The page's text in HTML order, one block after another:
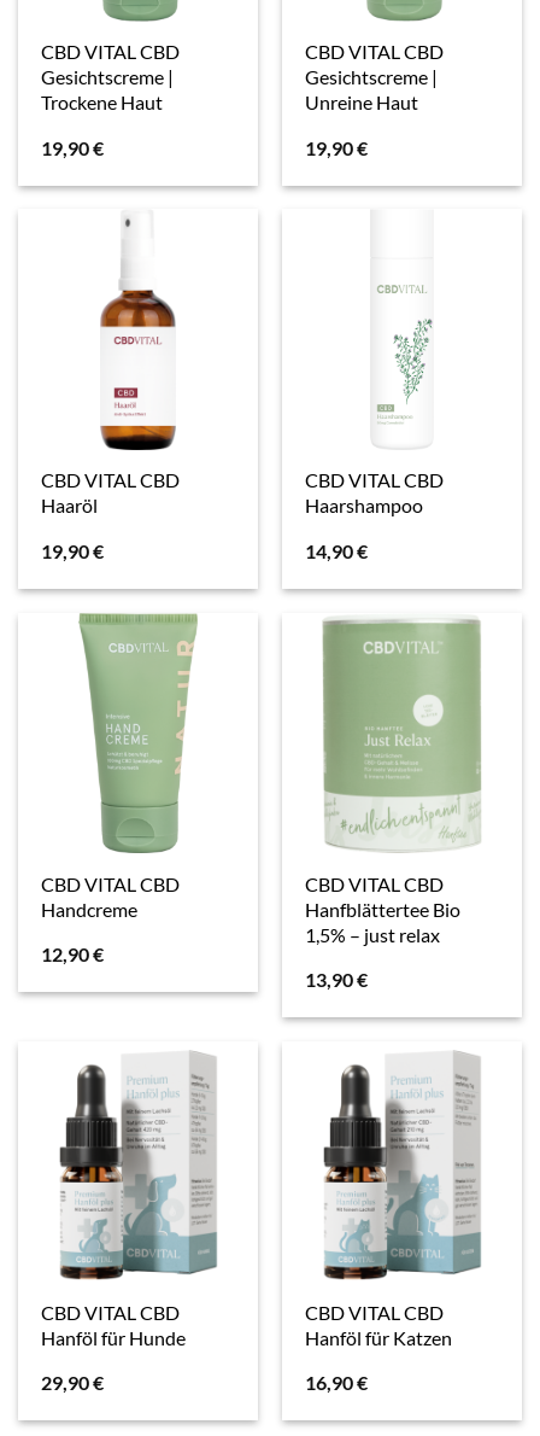
CBD VITAL CBD
Gesichtscreme |
Trockene Haut
19,90€
CBD VITAL CBD
Gesichtscreme |
Unreine Haut
19,90€
CBD VITAL CBD
Haaröl
19,90€
CBD VITAL CBD
Haarshampoo
14,90€
CBD VITAL CBD
Handcreme
12,90€
CBD VITAL CBD
Hanfblättertee Bio
1,5% – just relax
13,90€
CBD VITAL CBD
Hanföl für Hunde
29,90€
CBD VITAL CBD
Hanföl für Katzen
16,90€